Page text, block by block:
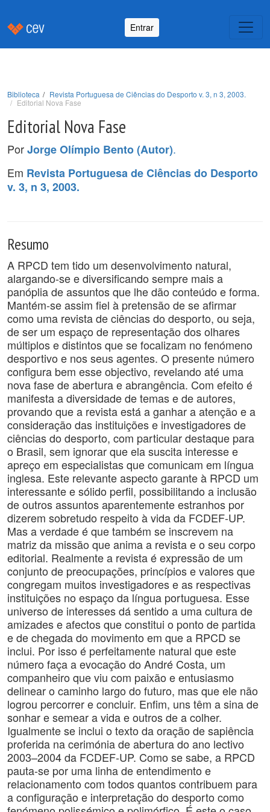
Entrar
Biblioteca
Revista Portuguesa de Ciências do Desporto v. 3, n 3, 2003.
Editorial Nova Fase
Editorial Nova Fase
PorJorge Olímpio Bento (Autor).
Em Revista Portuguesa de Ciências do Desporto
v. 3, n 3, 2003.
Resumo
A RPCD tem tido um desenvolvimento natural,
alargando-se e diversificando sempre mais a
panóplia de assuntos que lhe dão conteúdo e forma.
Mantém-se assim fiel à pretensão de se afirmar
como uma revista de ciências do desporto, ou seja,
de ser um espaço de representação dos olhares
múltiplos e distintos que se focalizam no fenómeno
desportivo e nos seus agentes. O presente número
configura bem esse objectivo, revelando até uma
nova fase de abertura e abrangência. Com efeito é
manifesta a diversidade de temas e de autores,
provando que a revista está a ganhar a atenção e a
consideração das instituições e investigadores de
ciências do desporto, com particular destaque para
o Brasil, sem ignorar que ela suscita interesse e
apreço em especialistas que comunicam em língua
inglesa. Este relevante aspecto garante à RPCD um
interessante e sólido perfil, possibilitando a inclusão
de outros assuntos aparentemente estranhos por
dizerem sobretudo respeito à vida da FCDEF-UP.
Mas a verdade é que também se inscrevem na
matriz da missão que anima a revista e o seu corpo
editorial. Realmente a revista é expressão de um
conjunto de preocupações, princípios e valores que
congregam muitos investigadores e as respectivas
instituições no espaço da língua portuguesa. Esse
universo de interesses dá sentido a uma cultura de
amizades e afectos que constitui o ponto de partida
e de chegada do movimento em que a RPCD se
inclui. Por isso é perfeitamente natural que este
número faça a evocação do André Costa, um
companheiro que viu com paixão e entusiasmo
delinear o caminho largo do futuro, mas que ele não
logrou percorrer e concluir. Enfim, uns têm a sina de
sonhar e semear a vida e outros de a colher.
Igualmente se inclui o texto da oração de sapiência
proferida na cerimónia de abertura do ano lectivo
2003–2004 da FCDEF-UP. Como se sabe, a RPCD
pauta-se por uma linha de entendimento e
relacionamento com todos quantos contribuem para
a configuração e interpretação do desporto como